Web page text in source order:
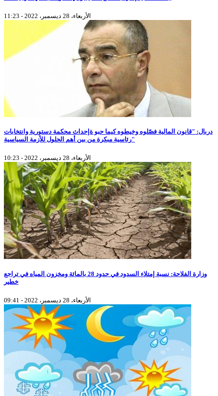
الأربعاء، 28 ديسمبر، 2022 - 11:23
دربال: "قانون المالية فصّلوه وخيطوه كيما حبو ةإحداث محكمة دستورية وانتخابات
رئاسية مبكرة من بين أهم الحلول للأزمة السياسية"
الأربعاء، 28 ديسمبر، 2022 - 10:23
وزارة الفلاحة: نسبة إمتلاء السدود في حدود 28 بالمائة ومخزون المياه في تراجع
خطير
الأربعاء، 28 ديسمبر، 2022 - 09:41